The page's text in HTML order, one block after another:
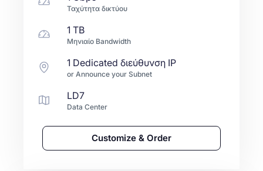
Ταχύτητα δικτύου
1 TB
Μηνιαίο Bandwidth
1 Dedicated διεύθυνση IP
or Announce your Subnet
LD7
Data Center
Customize & Order